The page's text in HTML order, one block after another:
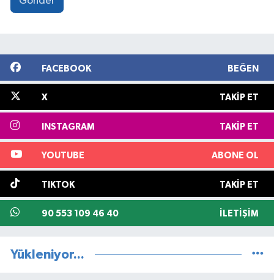
FACEBOOK BEĞEN
X TAKIP ET
INSTAGRAM TAKIP ET
YOUTUBE ABONE OL
TIKTOK TAKIP ET
90 553 109 46 40 İLETIŞIM
Yükleniyor...